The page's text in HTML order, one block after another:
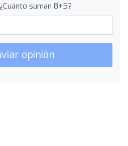
suman 8+5?
opinión